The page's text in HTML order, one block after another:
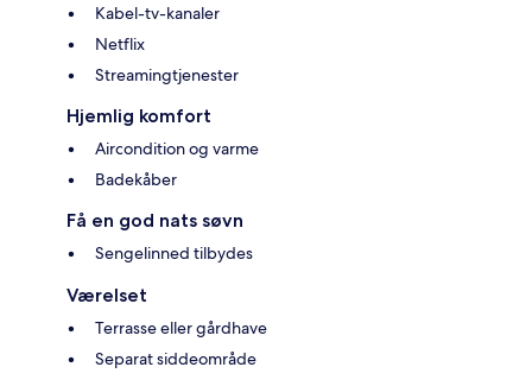
Kabel-tv-kanaler
Netflix
Streamingtjenester
Hjemlig komfort
Aircondition og varme
Badekåber
Få en god nats søvn
Sengelinned tilbydes
Værelset
Terrasse eller gårdhave
Separat siddeområde